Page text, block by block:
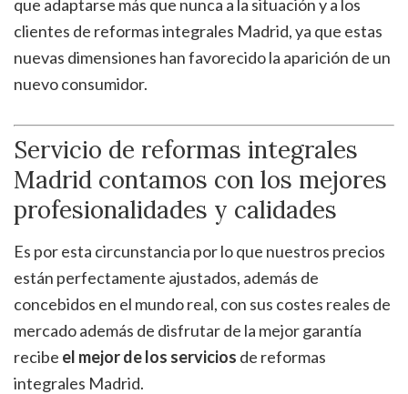
que adaptarse más que nunca a la situación y a los
clientes de reformas integrales Madrid, ya que estas
nuevas dimensiones han favorecido la aparición de un
nuevo consumidor.
Servicio de reformas integrales
Madrid contamos con los mejores
profesionalidades y calidades
Es por esta circunstancia por lo que nuestros precios
están perfectamente ajustados, además de
concebidos en el mundo real, con sus costes reales de
mercado además de disfrutar de la mejor garantía
recibe el mejor de los servicios de reformas
integrales Madrid.